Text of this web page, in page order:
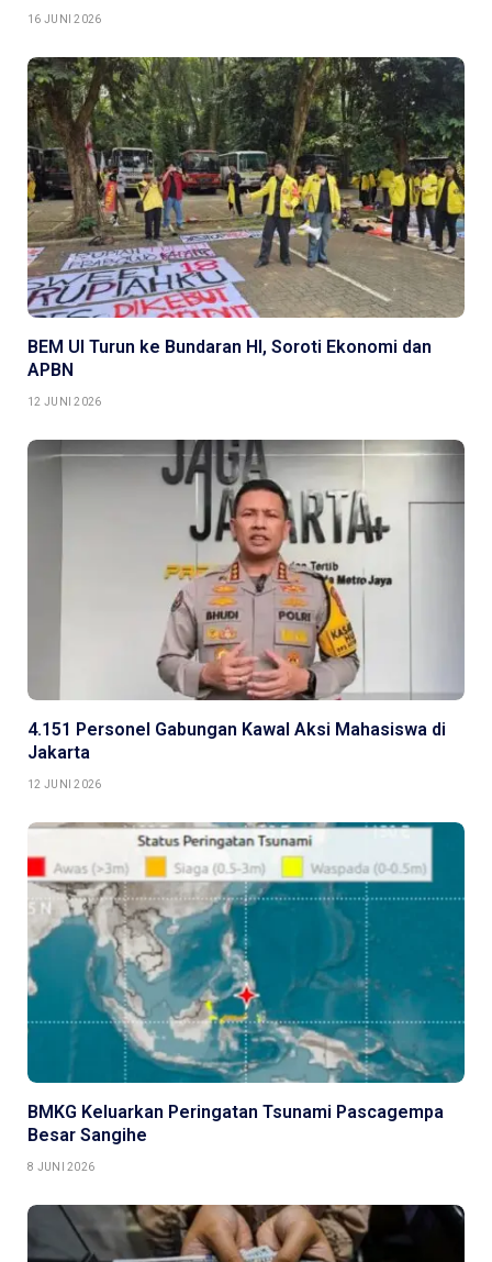
16 JUNI 2026
BEM UI Turun ke Bundaran HI, Soroti Ekonomi dan
APBN
12 JUNI 2026
4.151 Personel Gabungan Kawal Aksi Mahasiswa di
Jakarta
12 JUNI 2026
BMKG Keluarkan Peringatan Tsunami Pascagempa
Besar Sangihe
8 JUNI 2026